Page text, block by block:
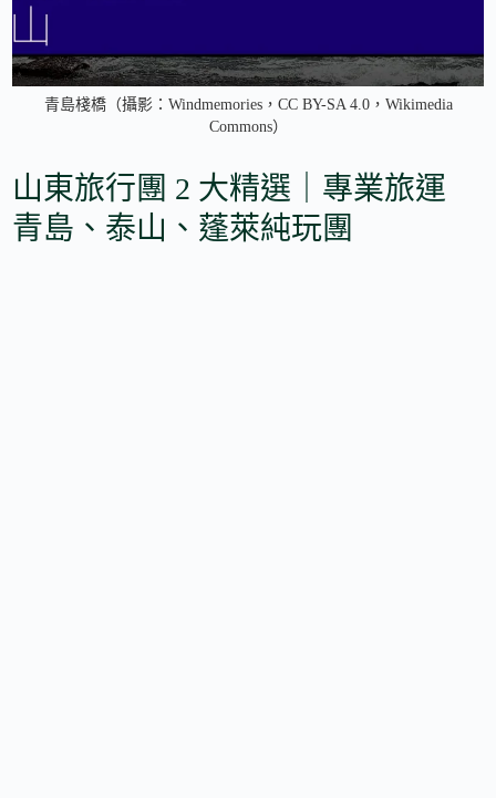
青島棧橋（攝影：Windmemories，CC BY-SA 4.0，Wikimedia
Commons）
山東旅行團 2 大精選｜專業旅運
青島、泰山、蓬萊純玩團